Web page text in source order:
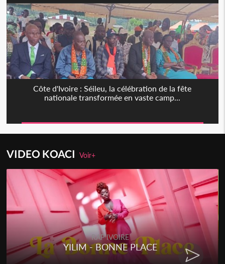
Côte d'Ivoire : Séileu, la célébration de la fête
nationale transformée en vaste camp...
VIDEO KOACIVoir+
RAP IVOIRE
YILIM - BONNE PLACE